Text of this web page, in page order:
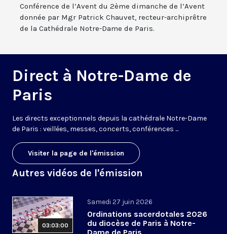
Conférence de l’Avent du 2ème dimanche de l’Avent
donnée par Mgr Patrick Chauvet, recteur-archiprêtre
de la Cathédrale Notre-Dame de Paris.
Direct à Notre-Dame de
Paris
Les directs exceptionnels depuis la cathédrale Notre-Dame
de Paris : veillées, messes, concerts, conférences ...
Visiter la page de l'émission
Autres vidéos de l'émission
03:03:00
Samedi 27 juin 2026
Ordinations sacerdotales 2026
du diocèse de Paris à Notre-